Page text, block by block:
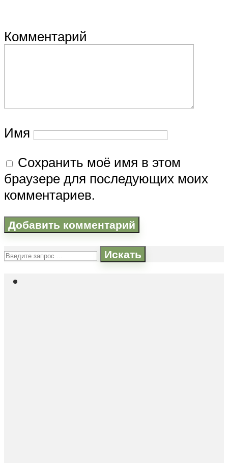
Комментарий
Имя
Сохранить моё имя в этом
браузере для последующих моих
комментариев.
Искать